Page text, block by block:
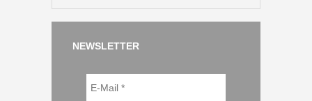
NEWSLETTER